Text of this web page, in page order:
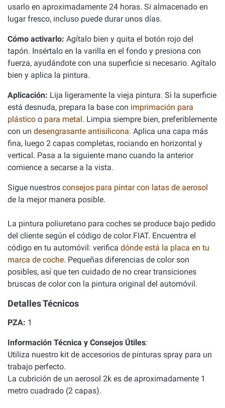
usarlo en aproximadamente 24 horas. Si almacenado en
lugar fresco, incluso puede durar unos días.
Cómo activarlo: Agítalo bien y quita el botón rojo del
tapón. Insértalo en la varilla en el fondo y presiona con
fuerza, ayudándote con una superficie si necesario. Agítalo
bien y aplica la pintura.
Aplicación: Lija ligeramente la vieja pintura. Si la superficie
está desnuda, prepara la base con imprimación para
plástico o para metal. Limpia siempre bien, preferiblemente
con un desengrasante antisilicona. Aplica una capa más
fina, luego 2 capas completas, rociando en horizontal y
vertical. Pasa a la siguiente mano cuando la anterior
comience a secarse a la vista.
Sigue nuestros consejos para pintar con latas de aerosol
de la mejor manera posible.
La pintura poliuretano para coches se produce bajo pedido
del cliente según el código de color FIAT. Encuentra el
código en tu automóvil: verifica dónde está la placa en tu
marca de coche. Pequeñas diferencias de color son
posibles, así que ten cuidado de no crear transiciones
bruscas de color con la pintura original del automóvil.
Detalles Técnicos
PZA: 1
Información Técnica y Consejos Útiles:
Utiliza nuestro kit de accesorios de pinturas spray para un
trabajo perfecto.
La cubrición de un aerosol 2k es de aproximadamente 1
metro cuadrado (2 capas).